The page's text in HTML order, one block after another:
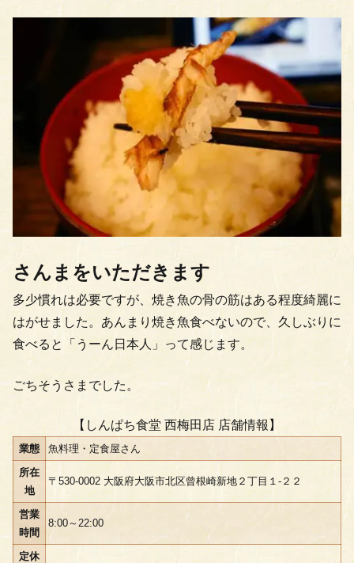
さんまをいただきます
多少慣れは必要ですが、焼き魚の骨の筋はある程度綺麗に
はがせました。あんまり焼き魚食べないので、久しぶりに
食べると「うーん日本人」って感じます。
ごちそうさまでした。
【しんぱち食堂 西梅田店 店舗情報】
業態
魚料理・定食屋さん
所在
地
〒530-0002 大阪府大阪市北区曾根崎新地２丁目１-２２
営業
時間
8:00～22:00
定休